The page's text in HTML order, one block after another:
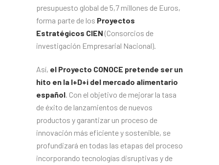
presupuesto global de 5,7 millones de Euros,
forma parte de los Proyectos
Estratégicos CIEN (Consorcios de
investigación Empresarial Nacional).
Así, el Proyecto CONOCE pretende ser un
hito en la I+D+i del mercado alimentario
español . Con el objetivo de mejorar la tasa
de éxito de lanzamientos de nuevos
productos y garantizar un proceso de
innovación más eficiente y sostenible, se
profundizará en todas las etapas del proceso
incorporando tecnologías disruptivas y de